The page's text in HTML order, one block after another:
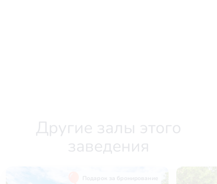
Другие залы этого
заведения